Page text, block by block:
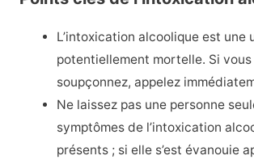
L’intoxication alcoolique est une
potentiellement mortelle. Si vous
soupçonnez, appelez
Ne laissez pas une personne
symptômes de l’intoxication
présents ; si elle s’est évanouie